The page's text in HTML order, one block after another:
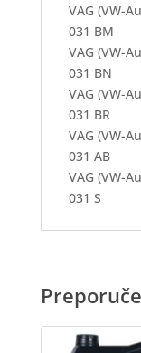
VAG (VW-
031 BM
VAG (VW-
031 BN
VAG (VW-
031 BR
VAG (VW-
031 AB
VAG (VW-
031 S